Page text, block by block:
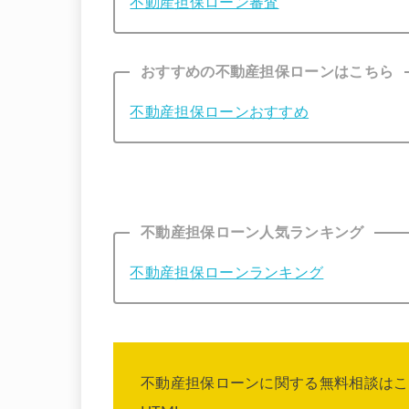
おすすめの不動産担保ローンはこちら
不動産担保ローンおすすめ
不動産担保ローン人気ランキング
不動産担保ローンランキング
不動産担保ローンに関する無料相談は